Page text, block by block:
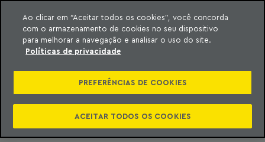
o conteúdo
Machado Meyer
DECISÕES NA
JUSTIÇA TÊM
OBRIGADO BANCOS A
Ao clicar em “Aceitar todos os cookies”, você concorda
com o armazenamento de cookies no seu dispositivo
para melhorar a navegação e analisar o uso do site.
Políticas de privacidade
PREFERÊNCIAS DE COOKIES
ACEITAR TODOS OS COOKIES